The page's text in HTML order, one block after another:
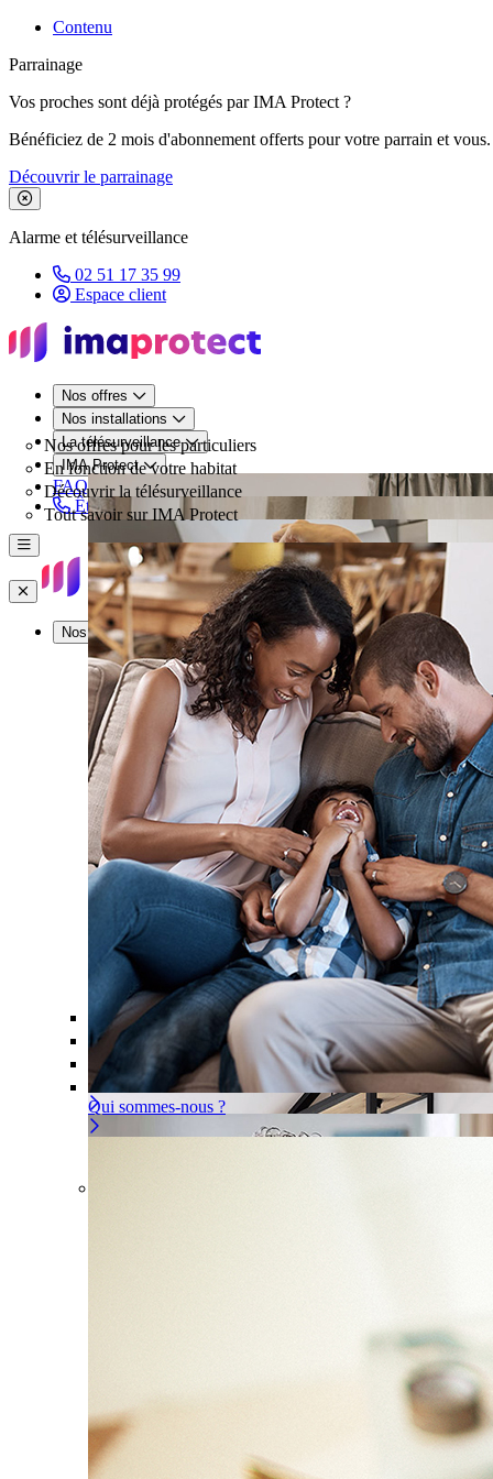
Contenu
Parrainage
Vos proches sont déjà protégés par IMA Protect ?
Bénéficiez de 2 mois d'abonnement offerts pour votre parrain et vous.
Découvrir le parrainage
Fermer le bandeau de promotion
Alarme et télésurveillance
02 51 17 35 99
Espace client
Nos offres
Nos offres pour les particuliers
Offre À la carte Gérer ou déléguer votre sécurité, à vous
Nos installations
En fonction de votre habitat
Pour un appartement Une installation adaptée à votre
La télésurveillance
Découvrir la télésurveillance
Les problèmes couverts
IMA Protect
Tout savoir sur IMA Protect
Qui sommes-nous ?
FAQ
Être rappelé
Menu
Fermer
Nos offres